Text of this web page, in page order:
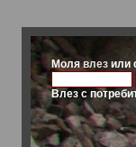
Молявлез или
Влез с